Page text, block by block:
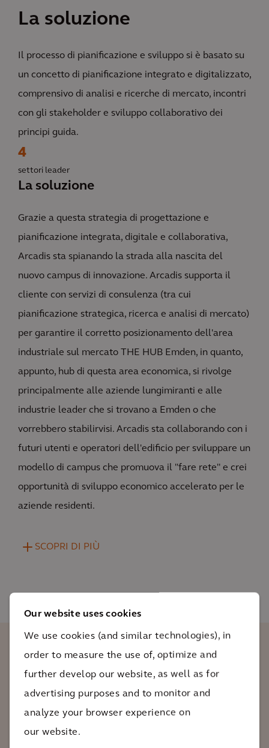
Our website uses cookies
We use cookies (and similar technologies), in
order to measure the use of, optimize and
further develop our website, as well as for
advertising purposes and to monitor and
analyze your browser experience on
our website.
La soluzione
Il processo di pianificazione e sviluppo si è basato su
un concetto di pianificazione integrato e digitalizzato,
comprensivo di analisi e ricerche di mercato, incontri
con gli stakeholder e sviluppo collaborativo dei
principi guida.
4
settori leader
La soluzione
Grazie a questa strategia di progettazione e
pianificazione integrata, digitale e collaborativa,
Arcadis sta spianando la strada alla nascita del
nuovo campus di innovazione. Arcadis supporta il
cliente con servizi di consulenza (tra cui
pianificazione strategica, ricerca e analisi di mercato)
per garantire il corretto posizionamento dell'area
industriale sul mercato THE HUB Emden, in quanto,
appunto, hub di questa area economica, si rivolge
principalmente alle aziende lungimiranti e alle
industrie leader che si trovano a Emden o che
vorrebbero stabilirvisi. Arcadis sta collaborando con i
futuri utenti e operatori dell'edificio per sviluppare un
modello di campus che promuova il "fare rete" e crei
opportunità di sviluppo economico accelerato per le
aziende residenti.
SCOPRI DI PIÙ
THE HUB, inteso sia come progetto sia
come processo di progettazione e
pianificazione digitale, innovativo e non
convenzionale, promuoverà lo sviluppo
nella regione e oltre.